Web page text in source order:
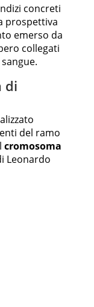
concreti
prospettiva
emerso da
collegati
di
del ramo
cromosoma
Leonardo